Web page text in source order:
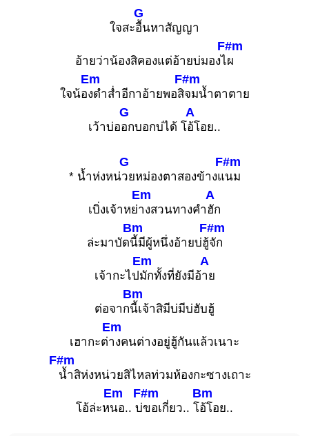
ใจสะ
G
อื้นหาสัญญา
อ้ายว่าน้องสิคองแต่อ้ายบ่มองไ
F#m
ผ
ใจน้อ
Em
งดำส่ำอีกาอ้ายพอสิ
F#m
จมน้ำตาตาย
เว้าบ่อ
G
อกบอกบ่ได้ โ
A
อ้โอย..
* น้ำห่งหน่
G
วยหม่องตาสองข้างแ
F#m
นม
เบิ่งเจ้าหย่
Em
างสวนทางคำ
A
ฮัก
ล่ะมาบัด
Bm
นี้มีผู้หนึ่งอ้ายบ่ฮู้
F#m
จัก
เจ้ากะไป
Em
มักทั้งที่ยังมีอ้
A
าย
ต่อจาก
Bm
นี้เจ้าสิมีบ่มีบ่ฮับฮู้
เฮากะต่
Em
างคนต่างอยู่ฮู้กันแล้วเนาะ
F#m
น้ำสิห่งหน่วยสิไหลท่วมห้องกะซางเถาะ
โอ้ล่ะห
Em
นอ.. บ่
F#m
ขอเกี่ยว.. โ
Bm
อ้โอย..